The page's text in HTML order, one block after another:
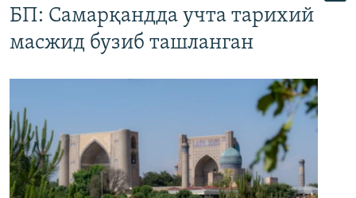
БП: Самарқандда учта тарихий
масжид бузиб ташланган